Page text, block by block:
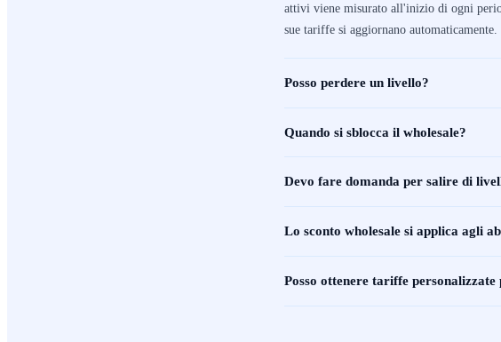
attivi viene misurato all'inizio di ogni
sue tariffe si aggiornano
Posso perdere un livello?
Quando si sblocca il wholesale?
Devo fare domanda per salire di
Lo sconto wholesale si applica agli
Posso ottenere tariffe